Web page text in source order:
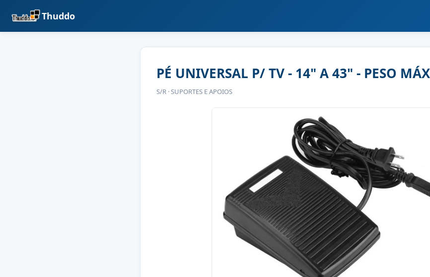
Thuddo
PÉ UNIVERSAL P/ TV - 14" A 43" - PESO
S/R · SUPORTES E APOIOS